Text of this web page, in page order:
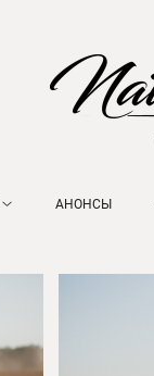
АНОНСЫ